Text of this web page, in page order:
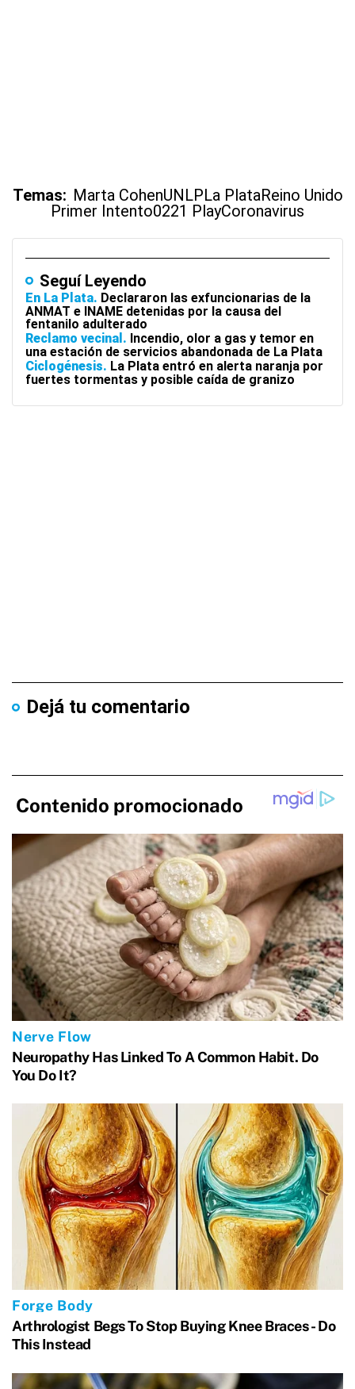
Temas: Marta CohenUNLPLa PlataReino Unido
Primer Intento0221 PlayCoronavirus
Seguí Leyendo
En La Plata Declararon las exfuncionarias de la
ANMAT e INAME detenidas por la causa del
fentanilo adulterado
Reclamo vecinal
Incendio, olor a gas y temor en
una estación de servicios abandonada de La Plata
Ciclogénesis La Plata entró en alerta naranja por
fuertes tormentas y posible caída de granizo
Dejá tu comentario